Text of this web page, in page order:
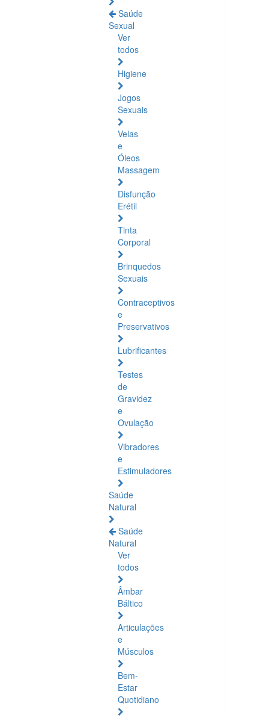
Saúde
Sexual
Ver
todos
Higiene
Jogos
Sexuais
Velas
e
Óleos
Massagem
Disfunção
Erétil
Tinta
Corporal
Brinquedos
Sexuais
Contraceptivos
e
Preservativos
Lubrificantes
Testes
de
Gravidez
e
Ovulação
Vibradores
e
Estimuladores
Saúde
Natural
Saúde
Natural
Ver
todos
Âmbar
Báltico
Articulações
e
Músculos
Bem-
Estar
Quotidiano